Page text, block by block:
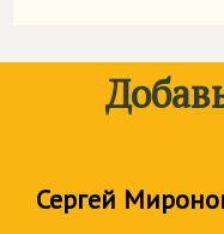
Сергей